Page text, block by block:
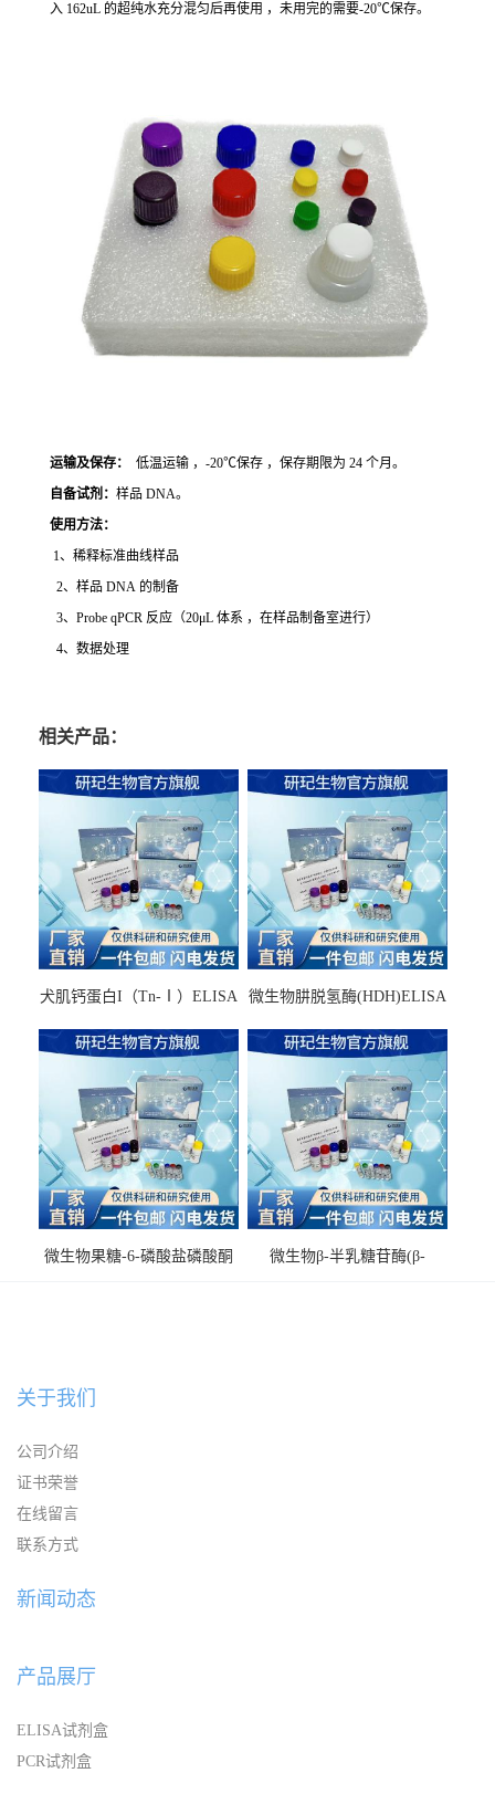
入 162uL 的超纯水充分混匀后再使用 ，未用完的需要-20℃保存。
运输及保存：
低温运输 ，-20℃保存 ，保存期限为 24 个月。
自备试剂： 样品 DNA。
使用方法：
1、稀释标准曲线样品
2、样品 DNA 的制备
3、Probe qPCR 反应（20μL 体系 ，在样品制备室进行）
4、数据处理
相关产品：
犬肌钙蛋白I（Tn-Ⅰ）ELISA
微生物肼脱氢酶(HDH)ELISA
微生物果糖-6-磷酸盐磷酸酮
微生物β-半乳糖苷酶(β-
关于我们
公司介绍
证书荣誉
在线留言
联系方式
新闻动态
产品展厅
ELISA试剂盒
PCR试剂盒